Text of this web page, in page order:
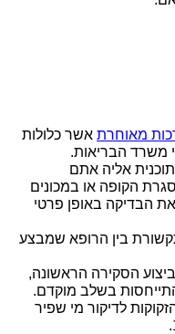
מאוחרת אשר כלולות
משרד הבריאות.
אליה אתם
הקופה או במכונים
הבדיקה באופן פרטי
בין הרופא שמבצע
ביצוע הסקירה הראשונה,
בשלב מוקדם.
לדיקור מי שפיר